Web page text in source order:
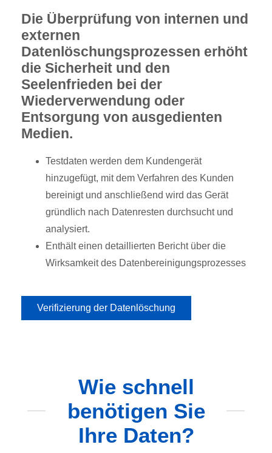
Die Überprüfung von internen und
externen
Datenlöschungsprozessen erhöht
die Sicherheit und den
Seelenfrieden bei der
Wiederverwendung oder
Entsorgung von ausgedienten
Medien.
Testdaten werden dem Kundengerät
hinzugefügt, mit dem Verfahren des Kunden
bereinigt und anschließend wird das Gerät
gründlich nach Datenresten durchsucht und
analysiert.
Enthält einen detaillierten Bericht über die
Wirksamkeit des Datenbereinigungsprozesses
Verifizierung der Datenlöschung
Wie schnell
benötigen Sie
Ihre Daten?